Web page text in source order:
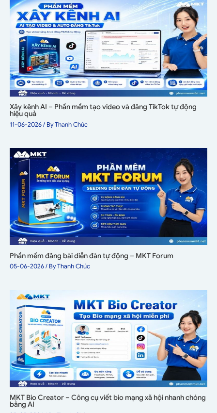
Xây kênh AI – Phần mềm tạo video và đăng TikTok tự động
hiệu quả
11-06-2026/ ByThanh Chúc
Phần mềm đăng bài diễn đàn tự động – MKT Forum
05-06-2026/ ByThanh Chúc
MKT Bio Creator – Công cụ viết bio mạng xã hội nhanh chóng
bằng AI